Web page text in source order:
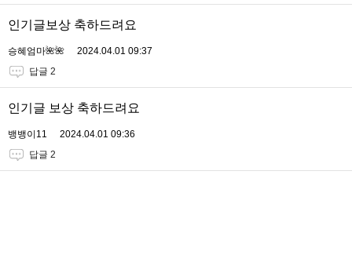
인기글보상 축하드려요
승혜엄마🌺🌺
2024.04.01 09:37
답글 2
인기글 보상 축하드려요
뱅뱅이11
2024.04.01 09:36
답글 2